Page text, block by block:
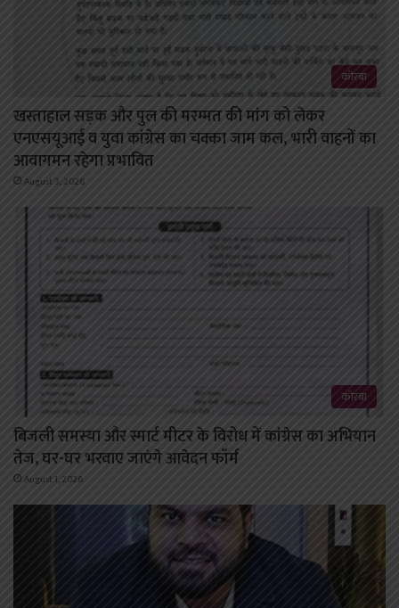
कोरबा
खस्ताहाल सड़क और पुल की मरम्मत की मांग को लेकर
एनएसयूआई व युवा कांग्रेस का चक्का जाम कल, भारी वाहनों का
आवागमन रहेगा प्रभावित
August 3, 2026
कोरबा
बिजली समस्या और स्मार्ट मीटर के विरोध में कांग्रेस का अभियान
तेज, घर-घर भरवाए जाएंगे आवेदन फॉर्म
August 1, 2026